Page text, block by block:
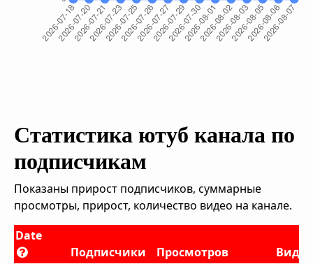
Статистика ютуб канала по
подписчикам
Показаны прирост подписчиков, суммарные
просмотры, прирост, количество видео на канале.
Date
Подписчики
Просмотров
Видео